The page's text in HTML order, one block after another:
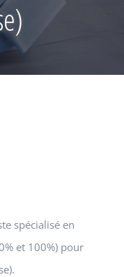
spécialisé en
et 100%) pour